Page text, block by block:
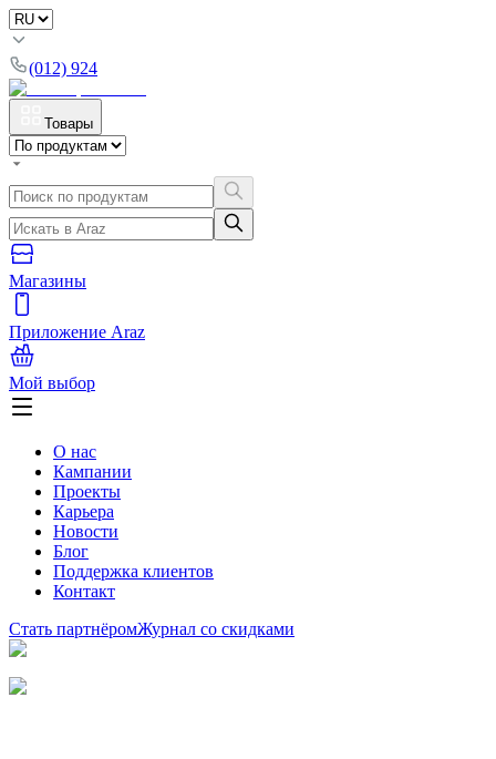
(012) 924
Товары
Магазины
Приложение Araz
Мой выбор
О нас
Кампании
Проекты
Карьера
Новости
Блог
Поддержка клиентов
Контакт
Стать партнёромЖурнал со скидками